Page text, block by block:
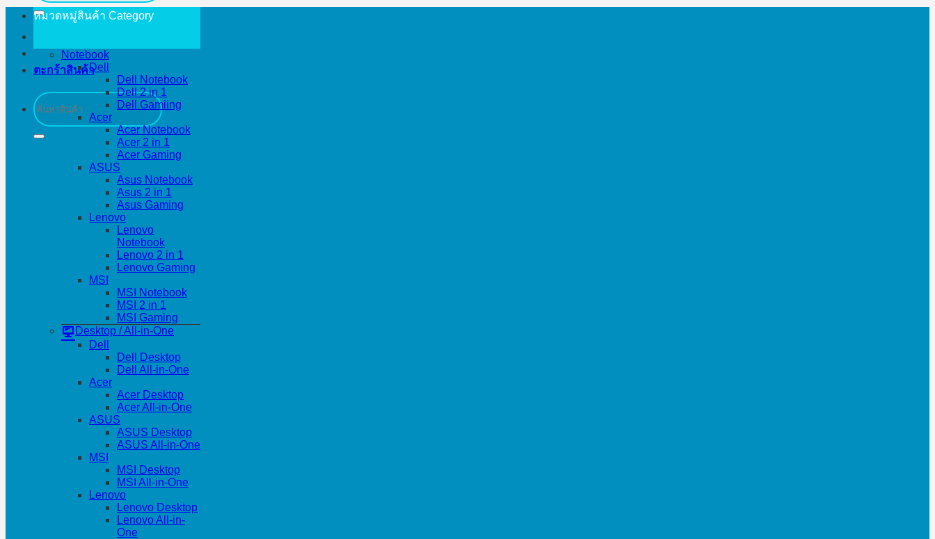
ตะกร้าสินค้า
ค้นหา:
หมวดหมู่สินค้า Category
Notebook
Dell
Dell Notebook
Dell 2 in 1
Dell Gamiing
Acer
Acer Notebook
Acer 2 in 1
Acer Gaming
ASUS
Asus Notebook
Asus 2 in 1
Asus Gaming
Lenovo
Lenovo
Notebook
Lenovo 2 in 1
Lenovo Gaming
MSI
MSI Notebook
MSI 2 in 1
MSI Gaming
Desktop / All-in-One
Dell
Dell Desktop
Dell All-in-One
Acer
Acer Desktop
Acer All-in-One
ASUS
ASUS Desktop
ASUS All-in-One
MSI
MSI Desktop
MSI All-in-One
Lenovo
Lenovo Desktop
Lenovo All-in-
One